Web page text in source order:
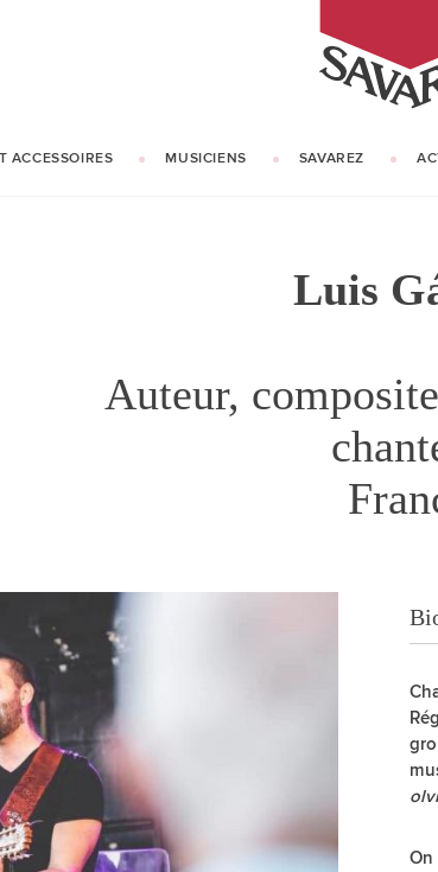
ACCESSOIRES MUSICIENS SAVAREZ
Luis
Auteur,
On